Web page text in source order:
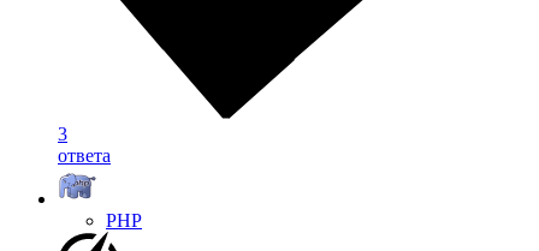
3
ответа
PHP